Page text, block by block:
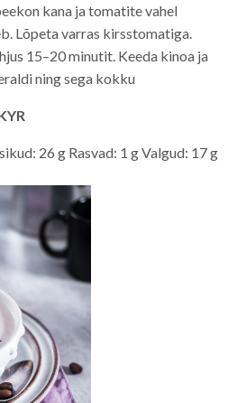
kana ja tomatite vahel
Lõpeta varras kirsstomatiga.
15–20 minutit. Keeda kinoa ja
ning sega kokku
26 g Rasvad: 1 g Valgud: 17 g